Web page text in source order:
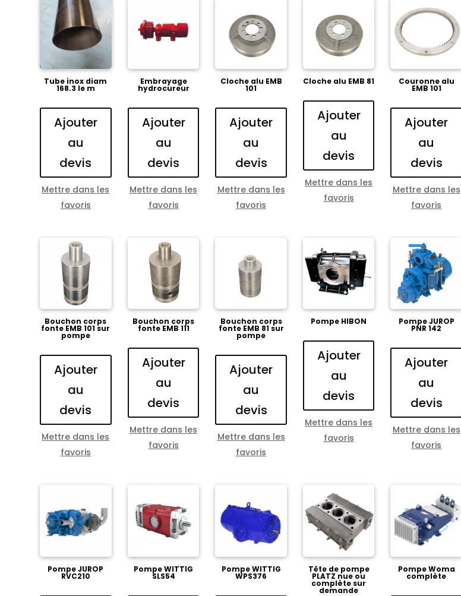
Tube inox diam
168.3 le m
Ajouter
au
devis
Mettre dans les
favoris
Embrayage
hydrocureur
Ajouter
au
devis
Mettre dans les
favoris
Cloche alu EMB
101
Ajouter
au
devis
Mettre dans les
favoris
Cloche alu EMB 81
Ajouter
au
devis
Mettre dans les
favoris
Couronne alu
EMB 101
Ajouter
au
devis
Mettre dans les
favoris
Bouchon corps
fonte EMB 101 sur
pompe
Ajouter
au
devis
Mettre dans les
favoris
Bouchon corps
fonte EMB 111
Ajouter
au
devis
Mettre dans les
favoris
Bouchon corps
fonte EMB 81 sur
pompe
Ajouter
au
devis
Mettre dans les
favoris
Pompe HIBON
Ajouter
au
devis
Mettre dans les
favoris
Pompe JUROP
PNR 142
Ajouter
au
devis
Mettre dans les
favoris
Pompe JUROP
RVC210
Pompe WITTIG
SLS54
Pompe WITTIG
WPS376
Tête de pompe
PLATZ nue ou
complète sur
demande
Pompe Woma
complète